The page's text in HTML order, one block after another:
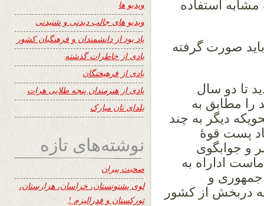
استفاده
صورت گرفته
تا دو سال
را مطابق به
دیگر به چند
پست قوۀ
و جوابگوی
اداراه به
و
دربخش از کشور
ویدیو ها
ویدیو های جالب دیدنی و شنیدنی
یاد بود از دانشمندان و فرهنگیان کشور
یادی از خاطرات گذشته
یادی از فرهیختگان
یادی از هنرمندان پنجه طلایی هرات
یلدای تان مبارک
نوشته‌های تازه
صحبت پیران
لوی پشتونستان، خراسان، هزارستان،
تورکستان و فدرالیزم !